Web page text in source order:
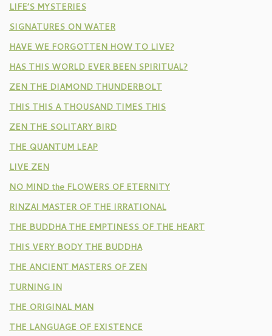
LIFE’S MYSTERIES
SIGNATURES ON WATER
HAVE WE FORGOTTEN HOW TO LIVE?
HAS THIS WORLD EVER BEEN SPIRITUAL?
ZEN THE DIAMOND THUNDERBOLT
THIS THIS A THOUSAND TIMES THIS
ZEN THE SOLITARY BIRD
THE QUANTUM LEAP
LIVE ZEN
NO MIND the FLOWERS OF ETERNITY
RINZAI MASTER OF THE IRRATIONAL
THE BUDDHA THE EMPTINESS OF THE HEART
THIS VERY BODY THE BUDDHA
THE ANCIENT MASTERS OF ZEN
TURNING IN
THE ORIGINAL MAN
THE LANGUAGE OF EXISTENCE